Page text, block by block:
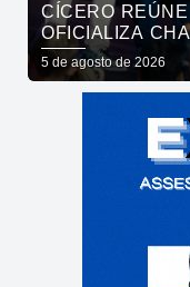
CÍCERO
OFICIALIZA
LIMA,
CONVOCA
PASSO
5 de agosto de 2026